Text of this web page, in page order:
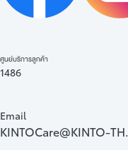
ศูนย์บริการลูกค้า
1486
Email
KINTOCare@KINTO-